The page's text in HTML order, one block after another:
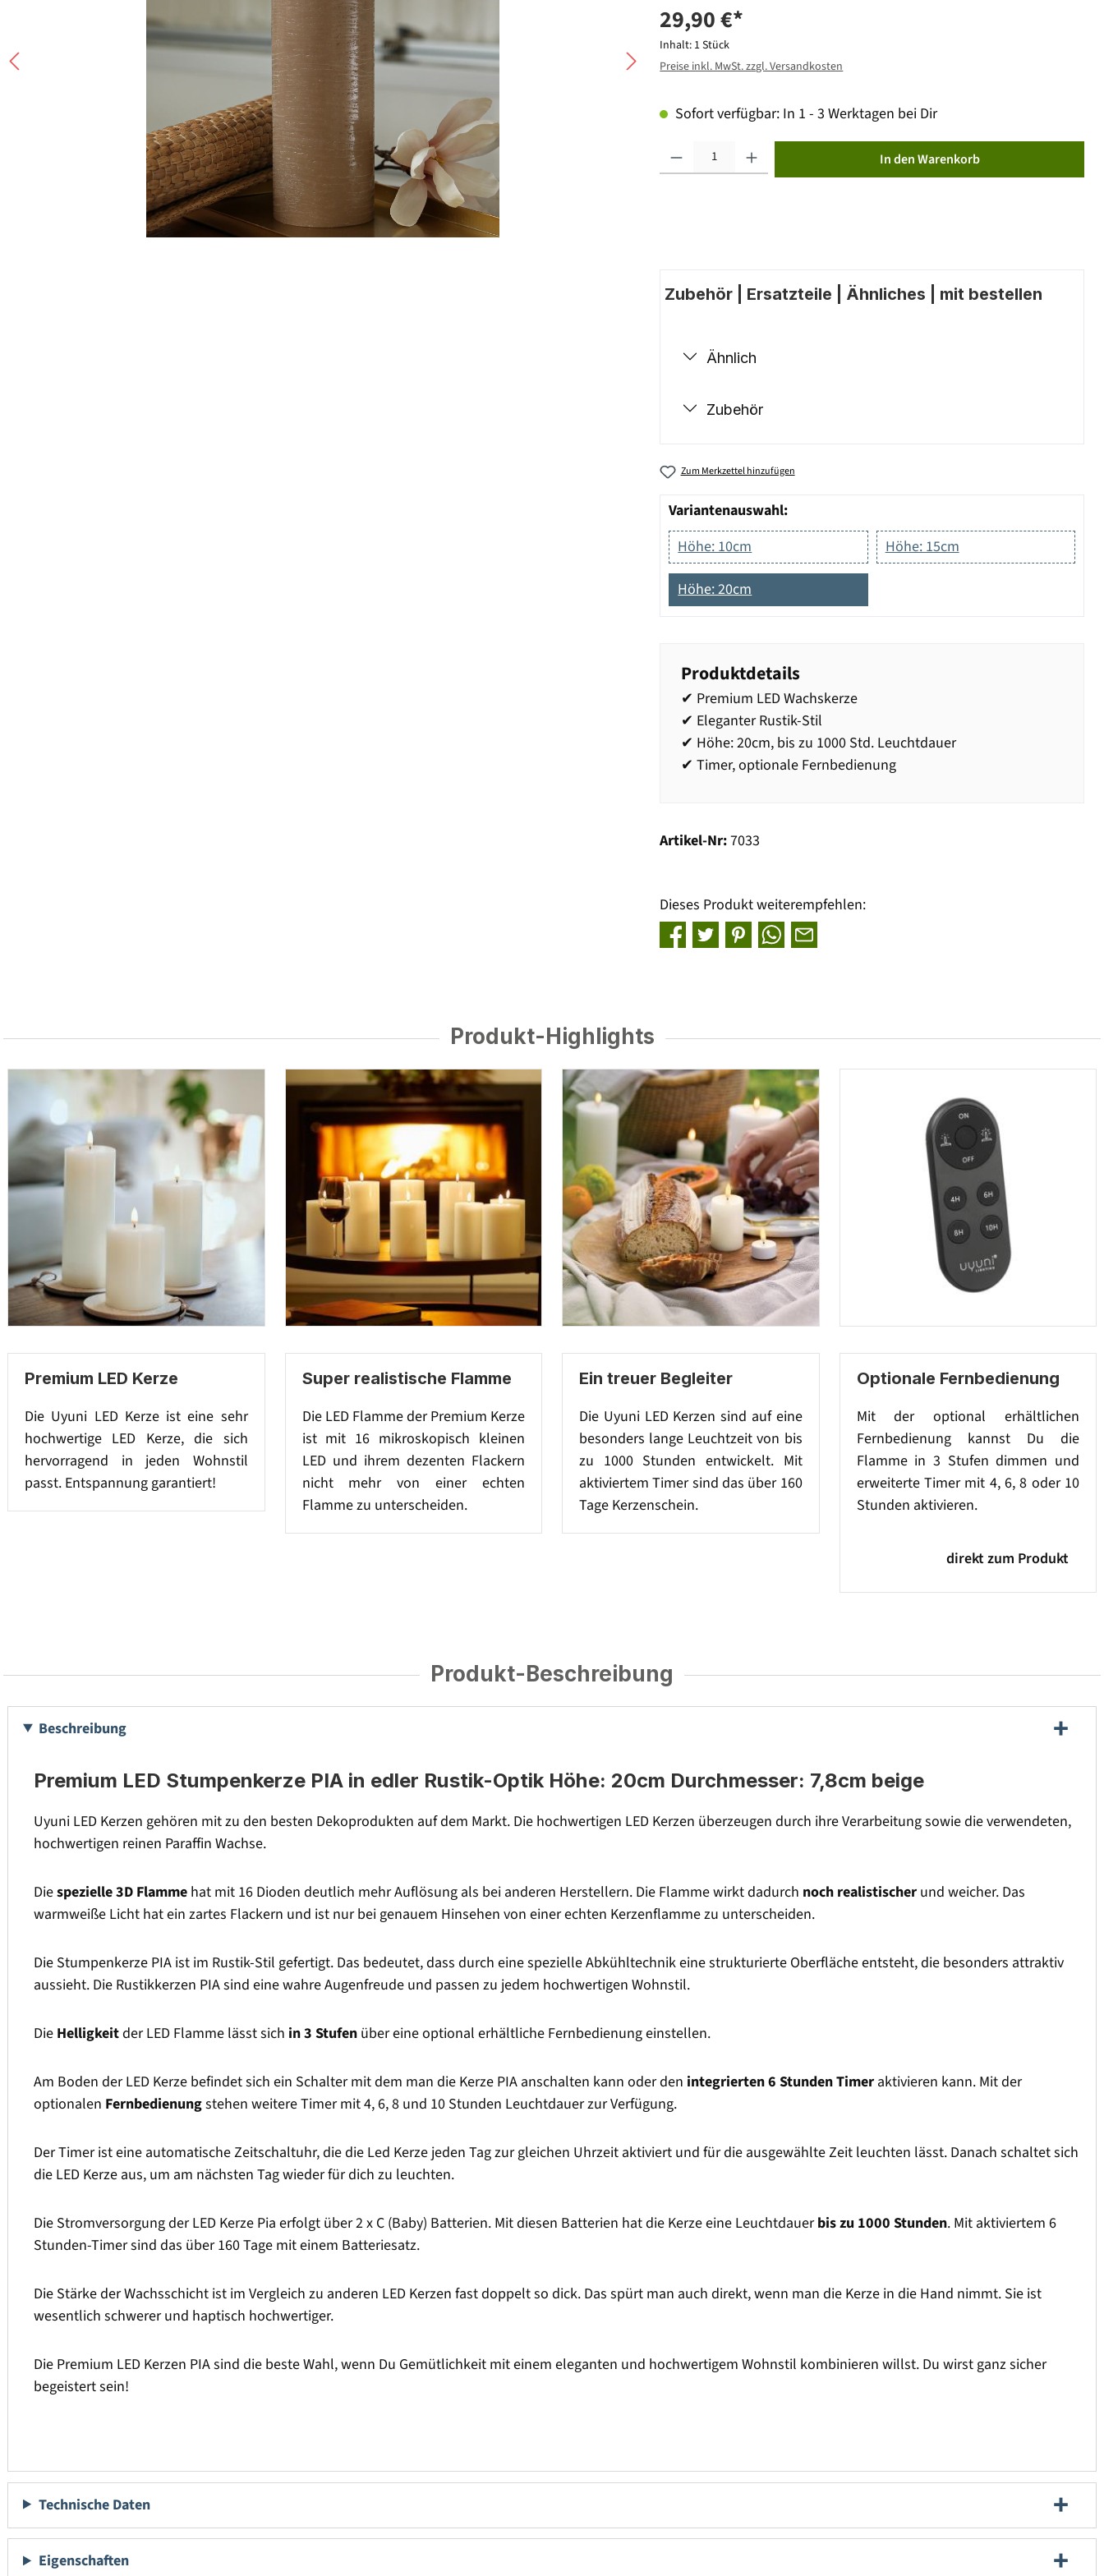
29,90 €*
Inhalt: 1 Stück
Preise inkl. MwSt. zzgl. Versandkosten
Sofort verfügbar: In 1 - 3 Werktagen bei Dir
In den Warenkorb
Zubehör | Ersatzteile | Ähnliches | mit bestellen
Ähnlich
Zubehör
Zum Merkzettel hinzufügen
Variantenauswahl:
Höhe: 10cm
Höhe: 15cm
Höhe: 20cm
Produktdetails
✔ Premium LED Wachskerze
✔ Eleganter Rustik-Stil
✔ Höhe: 20cm, bis zu 1000 Std. Leuchtdauer
✔ Timer, optionale Fernbedienung
Artikel-Nr:7033
Dieses Produkt weiterempfehlen:
Produkt-Highlights
Premium LED Kerze
Die Uyuni LED Kerze ist eine sehr
hochwertige LED Kerze, die sich
hervorragend in jeden Wohnstil
passt. Entspannung garantiert!
Super realistische Flamme
Die LED Flamme der Premium Kerze
ist mit 16 mikroskopisch kleinen
LED und ihrem dezenten Flackern
nicht mehr von einer echten
Flamme zu unterscheiden.
Ein treuer Begleiter
Die Uyuni LED Kerzen sind auf eine
besonders lange Leuchtzeit von bis
zu 1000 Stunden entwickelt. Mit
aktiviertem Timer sind das über 160
Tage Kerzenschein.
Optionale Fernbedienung
Mit der optional erhältlichen
Fernbedienung kannst Du die
Flamme in 3 Stufen dimmen und
erweiterte Timer mit 4, 6, 8 oder 10
Stunden aktivieren.
direkt zum Produkt
Produkt-Beschreibung
Beschreibung
Premium LED Stumpenkerze PIA in edler Rustik-Optik Höhe: 20cm Durchmesser: 7,8cm beige
Uyuni LED Kerzen gehören mit zu den besten Dekoprodukten auf dem Markt. Die hochwertigen LED Kerzen überzeugen durch ihre Verarbeitung sowie die verwendeten,
hochwertigen reinen Paraffin Wachse.
Diespezielle 3D Flamme hat mit 16 Dioden deutlich mehr Auflösung als bei anderen Herstellern. Die Flamme wirkt dadurch noch realistischer und weicher. Das
warmweiße Licht hat ein zartes Flackern und ist nur bei genauem Hinsehen von einer echten Kerzenflamme zu unterscheiden.
Die Stumpenkerze PIA ist im Rustik-Stil gefertigt. Das bedeutet, dass durch eine spezielle Abkühltechnik eine strukturierte Oberfläche entsteht, die besonders attraktiv
aussieht. Die Rustikkerzen PIA sind eine wahre Augenfreude und passen zu jedem hochwertigen Wohnstil.
Die Helligkeitder LED Flamme lässt sich in 3 Stufen über eine optional erhältliche Fernbedienung einstellen.
Am Boden der LED Kerze befindet sich ein Schalter mit dem man die Kerze PIA anschalten kann oder den integrierten 6 Stunden Timer aktivieren kann. Mit der
optionalen Fernbedienungstehen weitere Timer mit 4, 6, 8 und 10 Stunden Leuchtdauer zur Verfügung.
Der Timer ist eine automatische Zeitschaltuhr, die die Led Kerze jeden Tag zur gleichen Uhrzeit aktiviert und für die ausgewählte Zeit leuchten lässt. Danach schaltet sich
die LED Kerze aus, um am nächsten Tag wieder für dich zu leuchten.
Die Stromversorgung der LED Kerze Pia erfolgt über 2 x C (Baby) Batterien. Mit diesen Batterien hat die Kerze eine Leuchtdauerbis zu 1000 Stunden. Mit aktiviertem 6
Stunden-Timer sind das über 160 Tage mit einem Batteriesatz.
Die Stärke der Wachsschicht ist im Vergleich zu anderen LED Kerzen fast doppelt so dick. Das spürt man auch direkt, wenn man die Kerze in die Hand nimmt. Sie ist
wesentlich schwerer und haptisch hochwertiger.
Die Premium LED Kerzen PIA sind die beste Wahl, wenn Du Gemütlichkeit mit einem eleganten und hochwertigem Wohnstil kombinieren willst. Du wirst ganz sicher
begeistert sein!
Technische Daten
Eigenschaften